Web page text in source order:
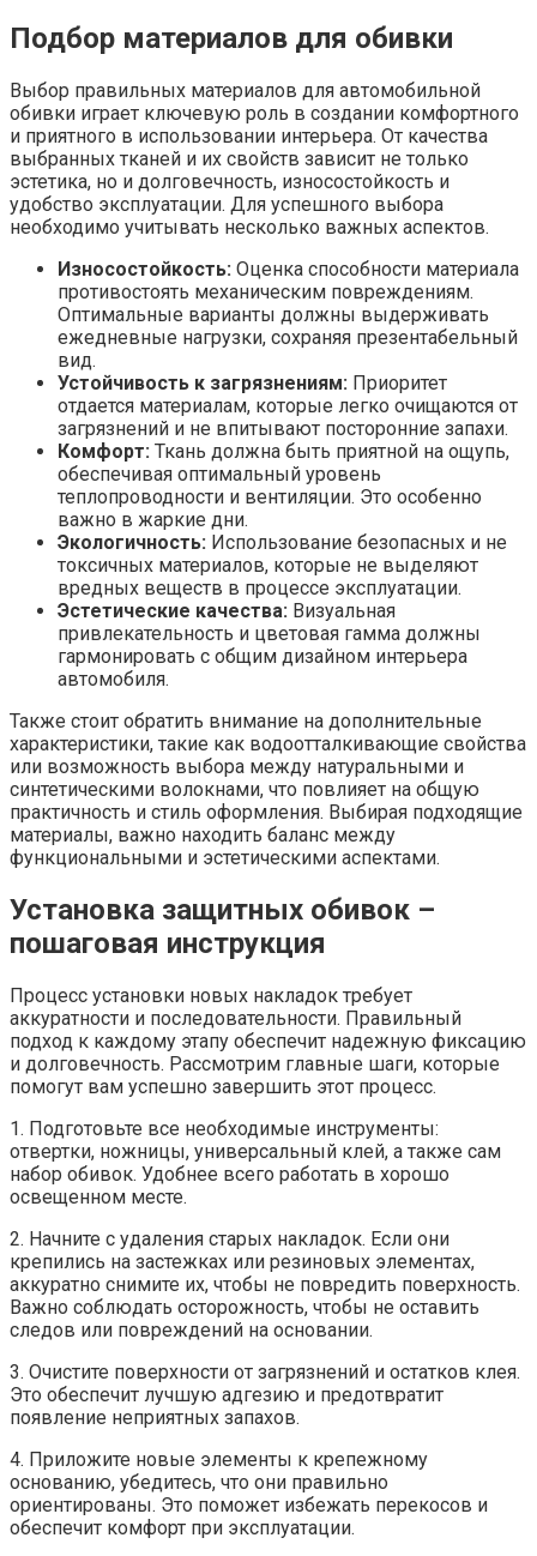
Подбор материалов для обивки
Выбор правильных материалов для автомобильной
обивки играет ключевую роль в создании комфортного
и приятного в использовании интерьера. От качества
выбранных тканей и их свойств зависит не только
эстетика, но и долговечность, износостойкость и
удобство эксплуатации. Для успешного выбора
необходимо учитывать несколько важных аспектов.
Износостойкость: Оценка способности материала
противостоять механическим повреждениям.
Оптимальные варианты должны выдерживать
ежедневные нагрузки, сохраняя презентабельный
вид.
Устойчивость к загрязнениям: Приоритет
отдается материалам, которые легко очищаются от
загрязнений и не впитывают посторонние запахи.
Комфорт: Ткань должна быть приятной на ощупь,
обеспечивая оптимальный уровень
теплопроводности и вентиляции. Это особенно
важно в жаркие дни.
Экологичность: Использование безопасных и не
токсичных материалов, которые не выделяют
вредных веществ в процессе эксплуатации.
Эстетические качества: Визуальная
привлекательность и цветовая гамма должны
гармонировать с общим дизайном интерьера
автомобиля.
Также стоит обратить внимание на дополнительные
характеристики, такие как водоотталкивающие свойства
или возможность выбора между натуральными и
синтетическими волокнами, что повлияет на общую
практичность и стиль оформления. Выбирая подходящие
материалы, важно находить баланс между
функциональными и эстетическими аспектами.
Установка защитных обивок –
пошаговая инструкция
Процесс установки новых накладок требует
аккуратности и последовательности. Правильный
подход к каждому этапу обеспечит надежную фиксацию
и долговечность. Рассмотрим главные шаги, которые
помогут вам успешно завершить этот процесс.
1. Подготовьте все необходимые инструменты:
отвертки, ножницы, универсальный клей, а также сам
набор обивок. Удобнее всего работать в хорошо
освещенном месте.
2. Начните с удаления старых накладок. Если они
крепились на застежках или резиновых элементах,
аккуратно снимите их, чтобы не повредить поверхность.
Важно соблюдать осторожность, чтобы не оставить
следов или повреждений на основании.
3. Очистите поверхности от загрязнений и остатков клея.
Это обеспечит лучшую адгезию и предотвратит
появление неприятных запахов.
4. Приложите новые элементы к крепежному
основанию, убедитесь, что они правильно
ориентированы. Это поможет избежать перекосов и
обеспечит комфорт при эксплуатации.